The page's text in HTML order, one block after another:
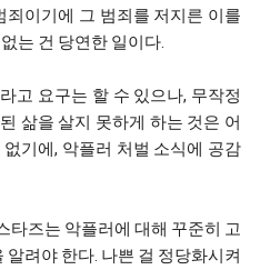
죄이기에 그 범죄를 저지른 이를
는 건 당연한 일이다.
고 요구는 할 수 있으나, 무작정
삶을 살지 못하게 하는 것은 어
기에, 악플러 처벌 소식에 공감
타즈는 악플러에 대해 꾸준히 고
알려야 한다. 나쁜 걸 정당화시켜